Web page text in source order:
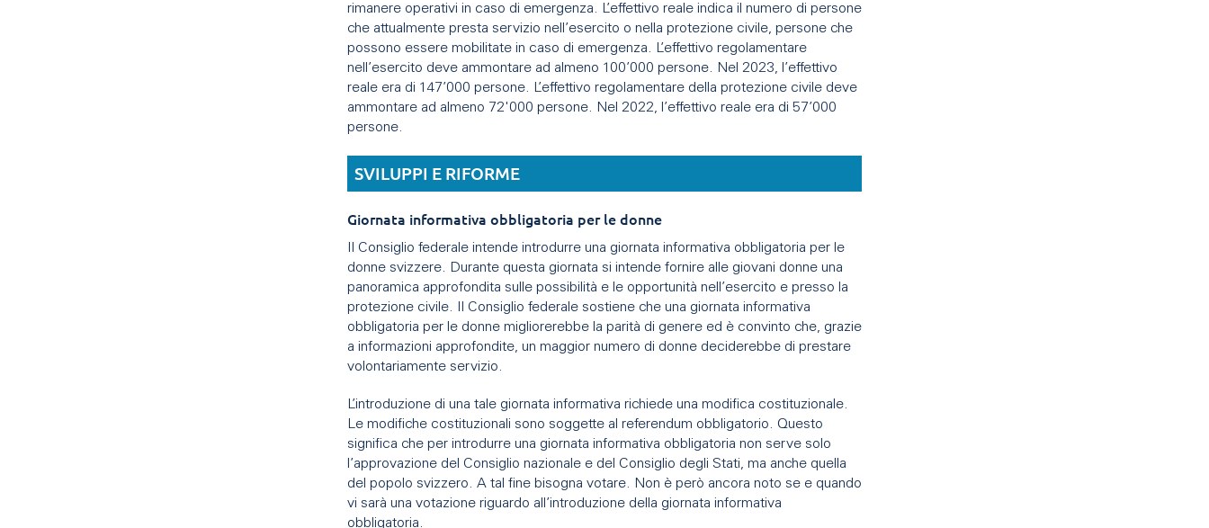
rimanere operativi in caso di emergenza. L’effettivo reale indica il numero di persone
che attualmente presta servizio nell’esercito o nella protezione civile, persone che
possono essere mobilitate in caso di emergenza. L’effettivo regolamentare
nell’esercito deve ammontare ad almeno 100’000 persone. Nel 2023, l’effettivo
reale era di 147’000 persone. L’effettivo regolamentare della protezione civile deve
ammontare ad almeno 72'000 persone. Nel 2022, l’effettivo reale era di 57’000
persone.
SVILUPPI E RIFORME
Giornata informativa obbligatoria per le donne
Il Consiglio federale intende introdurre una giornata informativa obbligatoria per le
donne svizzere. Durante questa giornata si intende fornire alle giovani donne una
panoramica approfondita sulle possibilità e le opportunità nell’esercito e presso la
protezione civile. Il Consiglio federale sostiene che una giornata informativa
obbligatoria per le donne migliorerebbe la parità di genere ed è convinto che, grazie
a informazioni approfondite, un maggior numero di donne deciderebbe di prestare
volontariamente servizio.
L’introduzione di una tale giornata informativa richiede una modifica costituzionale.
Le modifiche costituzionali sono soggette al referendum obbligatorio. Questo
significa che per introdurre una giornata informativa obbligatoria non serve solo
l’approvazione del Consiglio nazionale e del Consiglio degli Stati, ma anche quella
del popolo svizzero. A tal fine bisogna votare. Non è però ancora noto se e quando
vi sarà una votazione riguardo all’introduzione della giornata informativa
obbligatoria.